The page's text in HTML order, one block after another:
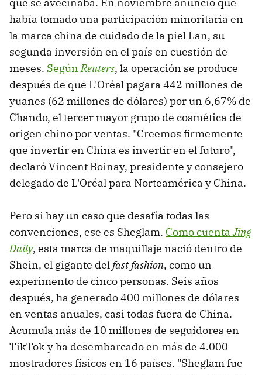
había tomado una participación minoritaria en
la marca china de cuidado de la piel Lan, su
segunda inversión en el país en cuestión de
meses. SegúnReuters, la operación se produce
después de que L'Oréal pagara 442 millones de
yuanes (62 millones de dólares) por un 6,67% de
Chando, el tercer mayor grupo de cosmética de
origen chino por ventas. "Creemos firmemente
que invertir en China es invertir en el futuro",
declaró Vincent Boinay, presidente y consejero
delegado de L'Oréal para Norteamérica y China.
Pero si hay un caso que desafía todas las
convenciones, ese es Sheglam. Como cuentaJing
Daily, esta marca de maquillaje nació dentro de
Shein, el gigante delfast fashion, como un
experimento de cinco personas. Seis años
después, ha generado 400 millones de dólares
en ventas anuales, casi todas fuera de China.
Acumula más de 10 millones de seguidores en
TikTok y ha desembarcado en más de 4.000
mostradores físicos en 16 países. "Sheglam fue